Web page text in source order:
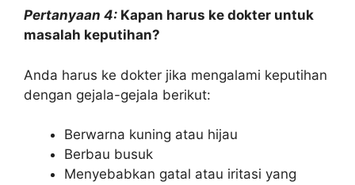
Pertanyaan 4: Kapan harus ke dokter untuk
masalah keputihan?
Anda harus ke dokter jika mengalami keputihan
dengan gejala-gejala berikut:
Berwarna kuning atau hijau
Berbau busuk
Menyebabkan gatal atau iritasi yang